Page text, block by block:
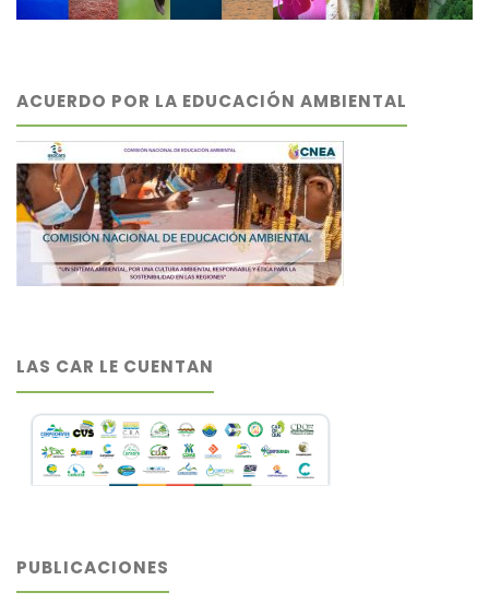
ACUERDO POR LA EDUCACIÓN AMBIENTAL
LAS CAR LE CUENTAN
PUBLICACIONES